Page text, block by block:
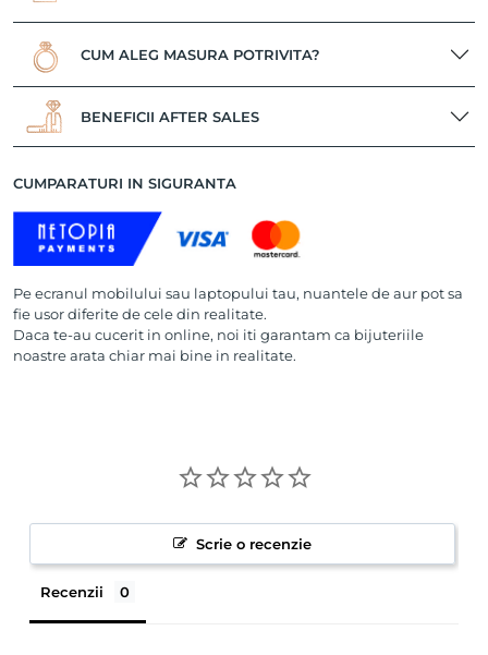
CUM ALEG MASURA POTRIVITA?
BENEFICII AFTER SALES
CUMPARATURI IN SIGURANTA
Pe ecranul mobilului sau laptopului tau, nuantele de aur pot sa
fie usor diferite de cele din realitate.
Daca te-au cucerit in online, noi iti garantam ca bijuteriile
noastre arata chiar mai bine in realitate.
Scrie o recenzie
Recenzii